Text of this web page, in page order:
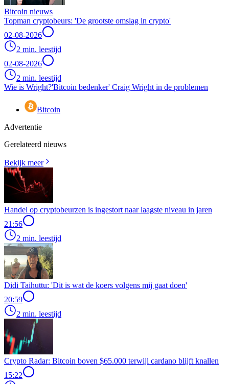
Bitcoin nieuws
Topman cryptobeurs: 'De grootste omslag in crypto'
02-08-2026
2 min. leestijd
02-08-2026
2 min. leestijd
Wie is Wright?'Bitcoin bedenker' Craig Wright in de problemen
Bitcoin
Advertentie
Gerelateerd nieuws
Bekijk meer
Handel op cryptobeurzen is ingestort naar laagste niveau in jaren
21:56
2 min. leestijd
Didi Taihuttu: 'Dit is wat de koers volgens mij gaat doen'
20:59
2 min. leestijd
Crypto Radar: Bitcoin boven $65.000 terwijl cardano blijft knallen
15:22